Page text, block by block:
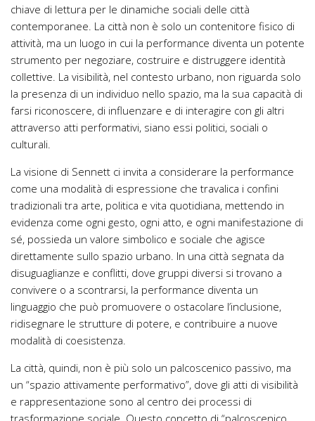
chiave di lettura per le dinamiche sociali delle città
contemporanee. La città non è solo un contenitore fisico di
attività, ma un luogo in cui la performance diventa un potente
strumento per negoziare, costruire e distruggere identità
collettive. La visibilità, nel contesto urbano, non riguarda solo
la presenza di un individuo nello spazio, ma la sua capacità di
farsi riconoscere, di influenzare e di interagire con gli altri
attraverso atti performativi, siano essi politici, sociali o
culturali.
La visione di Sennett ci invita a considerare la performance
come una modalità di espressione che travalica i confini
tradizionali tra arte, politica e vita quotidiana, mettendo in
evidenza come ogni gesto, ogni atto, e ogni manifestazione di
sé, possieda un valore simbolico e sociale che agisce
direttamente sullo spazio urbano. In una città segnata da
disuguaglianze e conflitti, dove gruppi diversi si trovano a
convivere o a scontrarsi, la performance diventa un
linguaggio che può promuovere o ostacolare l’inclusione,
ridisegnare le strutture di potere, e contribuire a nuove
modalità di coesistenza.
La città, quindi, non è più solo un palcoscenico passivo, ma
un “spazio attivamente performativo”, dove gli atti di visibilità
e rappresentazione sono al centro dei processi di
trasformazione sociale. Questo concetto di “palcoscenico